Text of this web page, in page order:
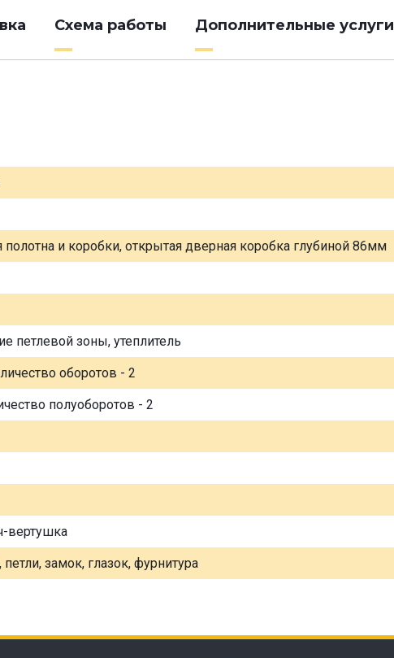
Схема работы Дополнительные услуги
полотна и коробки, открытая дверная коробка глубиной 86мм
петлевой зоны, утеплитель
оборотов - 2
полуоборотов - 2
вертушка
замок, глазок, фурнитура